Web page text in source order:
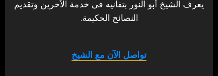
يعرف الشيخ أبو النور بتفانيه في خدمة الآخرين وتقديم
النصائح الحكيمة.
تواصل الآن مع الشيخ